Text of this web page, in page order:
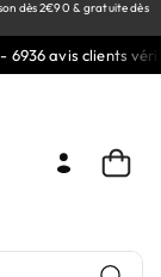
dès 2€90 & gratuite dès
avis clients